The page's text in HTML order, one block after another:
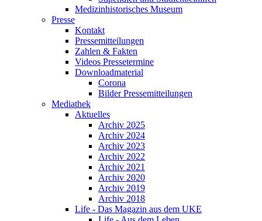
Medizinhistorisches Museum
Presse
Kontakt
Pressemitteilungen
Zahlen & Fakten
Videos Pressetermine
Downloadmaterial
Corona
Bilder Pressemitteilungen
Mediathek
Aktuelles
Archiv 2025
Archiv 2024
Archiv 2023
Archiv 2022
Archiv 2021
Archiv 2020
Archiv 2019
Archiv 2018
Life - Das Magazin aus dem UKE